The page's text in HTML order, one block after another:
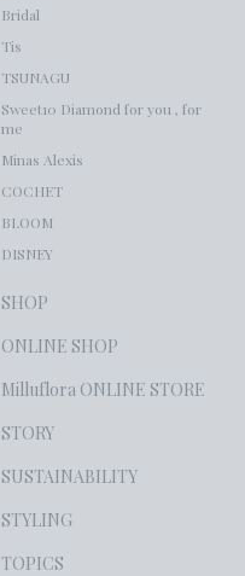
Bridal
Tis
TSUNAGU
Sweet10 Diamond for you , for
me
Minas Alexis
COCHET
BLOOM
DISNEY
SHOP
ONLINE SHOP
Milluflora ONLINE STORE
STORY
SUSTAINABILITY
STYLING
TOPICS